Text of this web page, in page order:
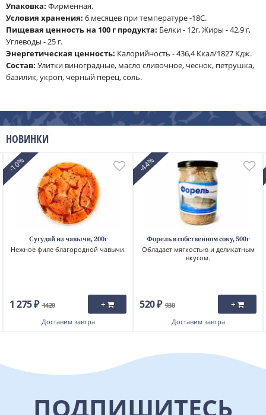
Упаковка: Фирменная.
Условия хранения: 6 месяцев при температуре -18С.
Пищевая ценность на 100 г продукта: Белки - 12г, Жиры - 42,9 г,
Углеводы - 25 г.
Энергетическая ценность: Калорийность - 436,4 Ккал/1827 Кдж.
Cостав: Улитки виноградные, масло сливочное, чеснок, петрушка,
базилик, укроп, черный перец, соль.
НОВИНКИ
-10%
Сугудай из чавычи, 200г
Нежное филе благородной чавычи.
1 275 ₽ 1420 +
Доставим завтра
-44%
Форель в собственном соку, 500г
Обладает мягкостью и деликатным
вкусом.
520 ₽ 930 +
Доставим завтра
ПОДПИШИТЕСЬ